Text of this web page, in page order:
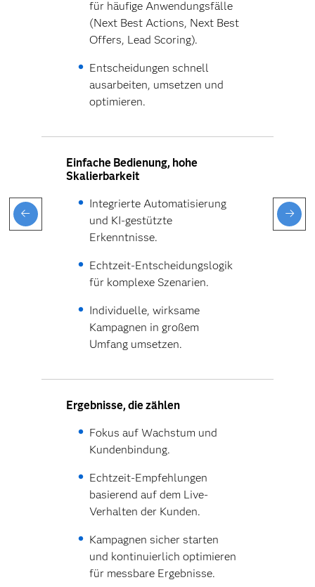
für häufige Anwendungsfälle
(Next Best Actions, Next Best
Offers, Lead Scoring).
Entscheidungen schnell
ausarbeiten, umsetzen und
optimieren.
Einfache Bedienung, hohe
Skalierbarkeit
Integrierte Automatisierung
und KI-gestützte
Erkenntnisse.
Echtzeit-Entscheidungslogik
für komplexe Szenarien.
Individuelle, wirksame
Kampagnen in großem
Umfang umsetzen.
Ergebnisse, die zählen
Fokus auf Wachstum und
Kundenbindung.
Echtzeit-Empfehlungen
basierend auf dem Live-
Verhalten der Kunden.
Kampagnen sicher starten
und kontinuierlich optimieren
für messbare Ergebnisse.